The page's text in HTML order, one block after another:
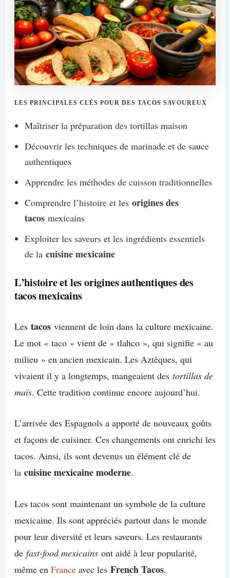
LES PRINCIPALES CLÉS POUR DES TACOS SAVOUREUX
Maîtriser la préparation des tortillas maison
Découvrir les techniques de marinade et de sauce
authentiques
Apprendre les méthodes de cuisson traditionnelles
Comprendre l’histoire et les origines des
tacosmexicains
Exploiter les saveurs et les ingrédients essentiels
de la cuisine mexicaine
L’histoire et les origines authentiques des
tacos mexicains
Les tacosviennent de loin dans la culture mexicaine.
Le mot « taco » vient de « tlahco », qui signifie « au
milieu » en ancien mexicain. Les Aztèques, qui
vivaient il y a longtemps, mangeaient des tortillas de
maïs. Cette tradition continue encore aujourd’hui.
L’arrivée des Espagnols a apporté de nouveaux goûts
et façons de cuisiner. Ces changements ont enrichi les
tacos. Ainsi, ils sont devenus un élément clé de
la cuisine mexicaine moderne.
Les tacos sont maintenant un symbole de la culture
mexicaine. Ils sont appréciés partout dans le monde
pour leur diversité et leurs saveurs. Les restaurants
de fast-food mexicainsont aidé à leur popularité,
même en Franceavec les French Tacos.